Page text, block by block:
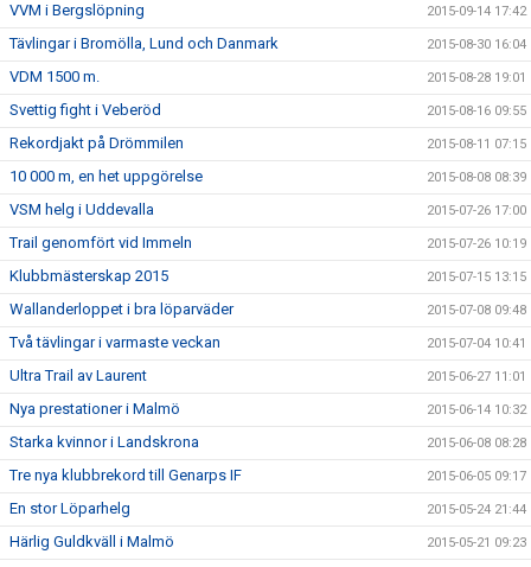
VVM i Bergslöpning 2015-09-14 17:42
Tävlingar i Bromölla, Lund och Danmark 2015-08-30 16:04
VDM 1500 m. 2015-08-28 19:01
Svettig fight i Veberöd 2015-08-16 09:55
Rekordjakt på Drömmilen 2015-08-11 07:15
10 000 m, en het uppgörelse 2015-08-08 08:39
VSM helg i Uddevalla 2015-07-26 17:00
Trail genomfört vid Immeln 2015-07-26 10:19
Klubbmästerskap 2015 2015-07-15 13:15
Wallanderloppet i bra löparväder 2015-07-08 09:48
Två tävlingar i varmaste veckan 2015-07-04 10:41
Ultra Trail av Laurent 2015-06-27 11:01
Nya prestationer i Malmö 2015-06-14 10:32
Starka kvinnor i Landskrona 2015-06-08 08:28
Tre nya klubbrekord till Genarps IF 2015-06-05 09:17
En stor Löparhelg 2015-05-24 21:44
Härlig Guldkväll i Malmö 2015-05-21 09:23